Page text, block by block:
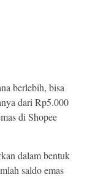
berlebih, bisa
dari Rp5.000
di Shopee
dalam bentuk
saldo emas